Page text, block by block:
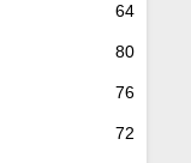
64
80
76
72